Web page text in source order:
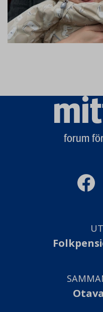
Mittiallt
forum